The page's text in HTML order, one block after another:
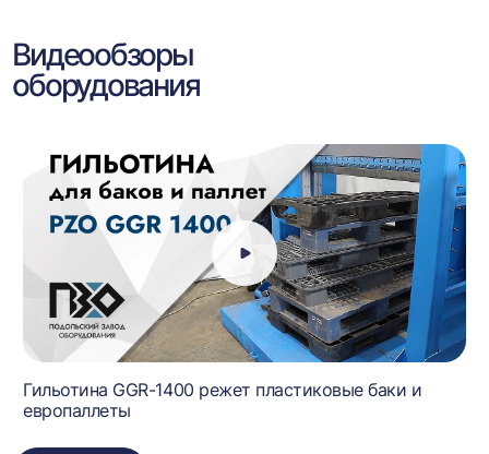
Видеообзоры
оборудования
Гильотина GGR-1400 режет пластиковые баки и
европаллеты